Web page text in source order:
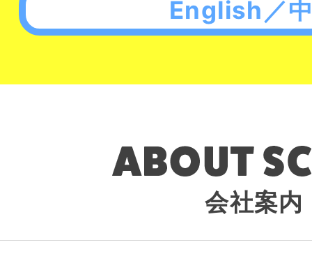
English／
会社案内